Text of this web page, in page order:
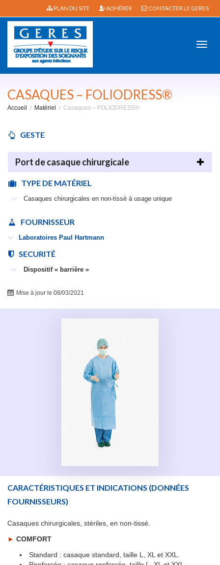
PLAN DU SITE ADHÉRER CONTACTER LE GERES
CASAQUES – FOLIODRESS®
Accueil Matériel Casaques – FOLIODRESS®
GESTE
Port de casaque chirurgicale
TYPE DE MATÉRIEL
Casaques chirurgicales en non-tissé à usage unique
FOURNISSEUR
Laboratoires Paul Hartmann
SECURITÉ
Dispositif « barrière »
Mise à jour le 08/03/2021
CARACTÉRISTIQUES ET INDICATIONS (DONNÉES
FOURNISSEURS)
Casaques chirurgicales, stériles, en non-tissé.
► COMFORT
Standard : casaque standard, taille L, XL et XXL.